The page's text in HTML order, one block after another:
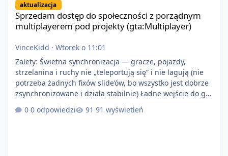
aktualizacja
Sprzedam dostęp do społeczności z porządnym
multiplayerem pod projekty (gta:Multiplayer)
VinceKidd · Wtorek o 11:01
Zalety: Świetna synchronizacja — gracze, pojazdy,
strzelanina i ruchy nie „teleportują się” i nie lagują (nie
potrzeba żadnych fixów slide’ów, bo wszystko jest dobrze
zsynchronizowane i działa stabilnie) Ładne wejście do gry
+ solidny antycheat na poziomie multiplayera Wygodne
pisanie własnych modów i skryptów (wsparcie C# / JS /
0 odpowiedzi 91 wyświetleń